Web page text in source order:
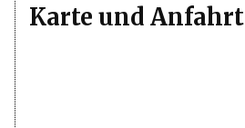
Karte und Anfahrt